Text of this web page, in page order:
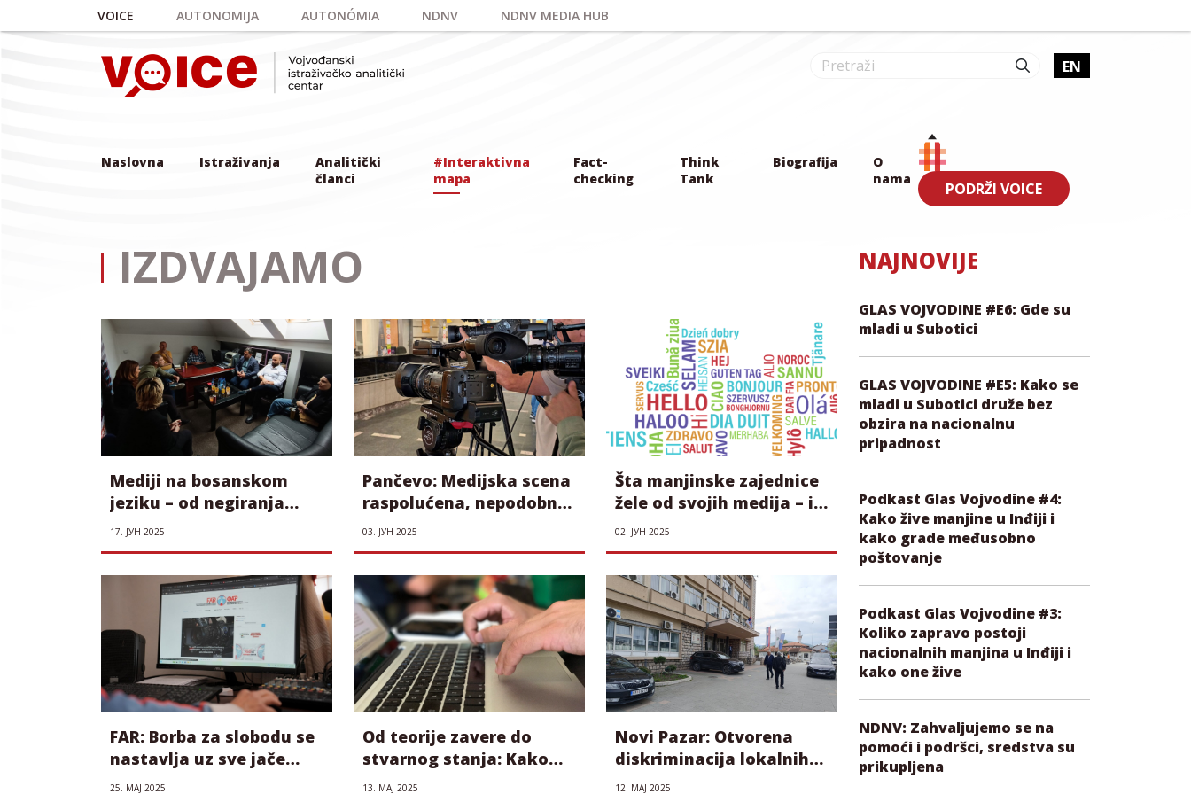
Skip to main content
VOICE AUTONOMIJA AUTONÓMIA NDNV NDNV MEDIA HUB
EN
Naslovna Istraživanja
Analitički
članci
#Interaktivna
mapa
Fact-
checking
Think
Tank
Biografija
O
nama
PODRŽI VOICE
IZDVAJAMO
Mediji na bosanskom
jeziku – od negiranja
jezika do hroničnog
nedostatka novca
17. ЈУН 2025
Pančevo: Medijska scena
raspolućena, nepodobne
redakcije višestruko
diskriminisane
03. ЈУН 2025
Šta manjinske zajednice
žele od svojih medija – i
da li ih ti mediji zaista
čuju?
02. ЈУН 2025
FAR: Borba za slobodu se
nastavlja uz sve jače
barijere vlasti
25. МАЈ 2025
Od teorije zavere do
stvarnog stanja: Kako
opstati kao jedini
13. МАЈ 2025
Novi Pazar: Otvorena
diskriminacija lokalnih
medija na konkursu
12. МАЈ 2025
NAJNOVIJE
GLAS VOJVODINE #E6: Gde su
mladi u Subotici
GLAS VOJVODINE #E5: Kako se
mladi u Subotici druže bez
obzira na nacionalnu
pripadnost
Podkast Glas Vojvodine #4:
Kako žive manjine u Inđiji i
kako grade međusobno
poštovanje
Podkast Glas Vojvodine #3:
Koliko zapravo postoji
nacionalnih manjina u Inđiji i
kako one žive
NDNV: Zahvaljujemo se na
pomoći i podršci, sredstva su
prikupljena